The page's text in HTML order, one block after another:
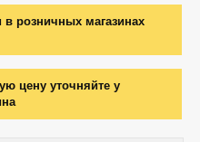
в розничных магазинах
цену уточняйте у